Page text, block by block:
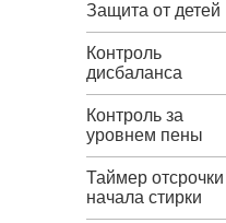
Защита от детей
Контроль
дисбаланса
Контроль за
уровнем пены
Таймер отсрочки
начала стирки